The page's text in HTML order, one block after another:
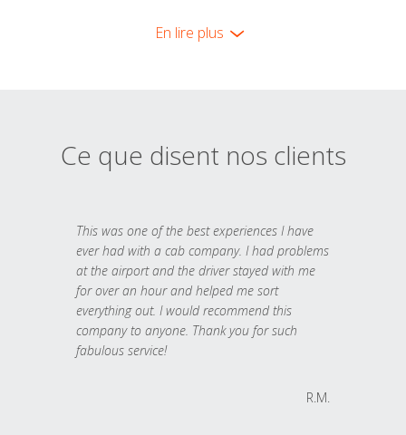
En lire plus
Ce que disent nos clients
This was one of the best experiences I have
ever had with a cab company. I had problems
at the airport and the driver stayed with me
for over an hour and helped me sort
everything out. I would recommend this
company to anyone. Thank you for such
fabulous service!
R.M.